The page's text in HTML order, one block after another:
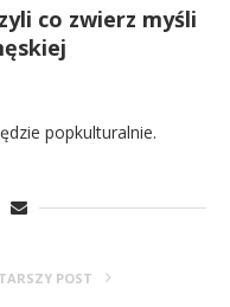
co zwierz myśli
popkulturalnie.
POST